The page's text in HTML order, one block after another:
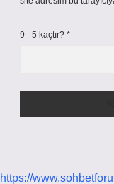
9 - 5 kaçtır? *
https://